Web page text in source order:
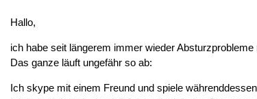
Hallo,
ich habe seit längerem immer wieder
Das ganze läuft ungefähr so ab:
Ich skype mit einem Freund und spiele